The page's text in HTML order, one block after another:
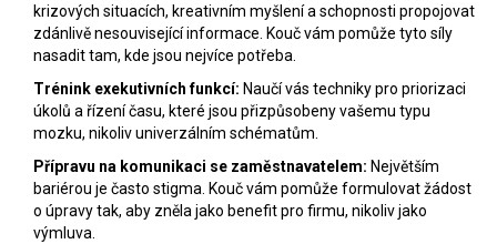
krizových situacích, kreativním myšlení a schopnosti propojovat
zdánlivě nesouvisející informace. Kouč vám pomůže tyto síly
nasadit tam, kde jsou nejvíce potřeba.
Trénink exekutivních funkcí: Naučí vás techniky pro priorizaci
úkolů a řízení času, které jsou přizpůsobeny vašemu typu
mozku, nikoliv univerzálním schématům.
Přípravu na komunikaci se zaměstnavatelem: Největším
bariérou je často stigma. Kouč vám pomůže formulovat žádost
o úpravy tak, aby zněla jako benefit pro firmu, nikoliv jako
výmluva.